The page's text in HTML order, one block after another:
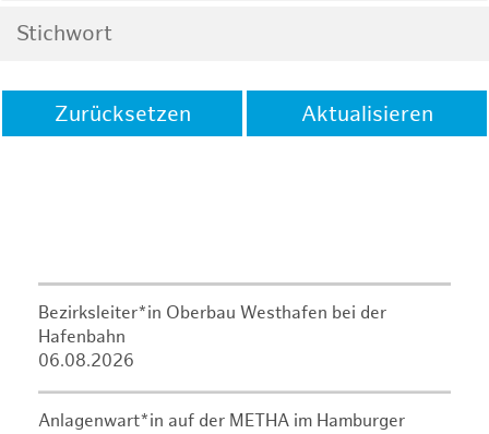
Zurücksetzen Aktualisieren
Bezirksleiter*in Oberbau Westhafen bei der
Hafenbahn
06.08.2026
Anlagenwart*in auf der METHA im Hamburger